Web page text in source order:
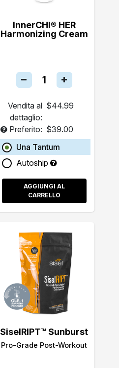
InnerCHI® HER
Harmonizing Cream
Vendita al
dettaglio:
$44.99
Preferito: $39.00
Una Tantum
Autoship
AGGIUNGI AL
CARRELLO
SiselRIPT™ Sunburst
Pro-Grade Post-Workout